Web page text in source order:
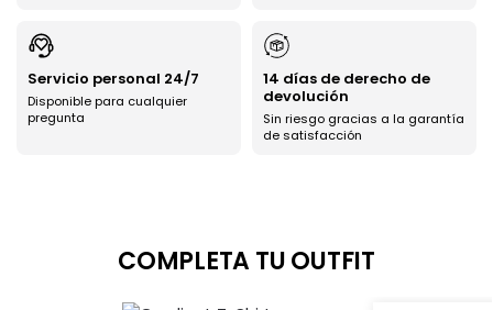
Servicio personal 24/7
Disponible para cualquier
pregunta
14 días de derecho de
devolución
Sin riesgo gracias a la garantía
de satisfacción
COMPLETA TU OUTFIT
Ahorra uniéndote al